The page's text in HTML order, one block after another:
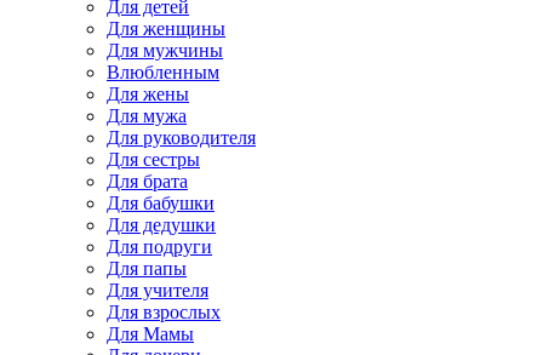
Для детей
Для женщины
Для мужчины
Влюбленным
Для жены
Для мужа
Для руководителя
Для сестры
Для брата
Для бабушки
Для дедушки
Для подруги
Для папы
Для учителя
Для взрослых
Для Мамы